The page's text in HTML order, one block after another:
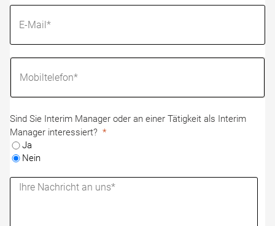
Sind Sie Interim Manager oder an einer Tätigkeit als Interim
Manager interessiert?
Ja
Nein